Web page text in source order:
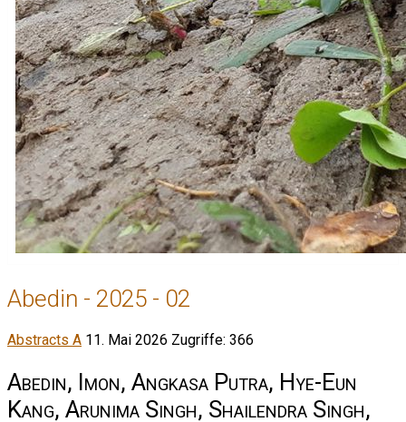
Abedin - 2025 - 02
Abstracts A 11. Mai 2026 Zugriffe: 366
Abedin, Imon, Angkasa Putra, Hye-Eun
Kang, Arunima Singh, Shailendra Singh,